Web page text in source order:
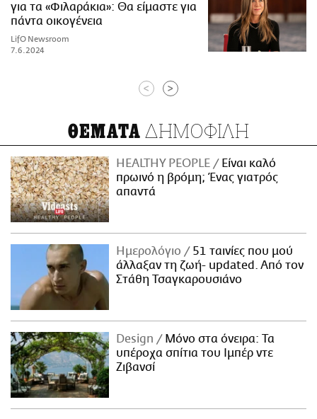
για τα «Φιλαράκια»: Θα είμαστε για
πάντα οικογένεια
LifO Newsroom
7.6.2024
< >
ΘΕΜΑΤΑ ΔΗΜΟΦΙΛΗ
HEALTHY PEOPLE
Είναι καλό
πρωινό η βρόμη; Ένας γιατρός
απαντά
Ημερολόγιο
51 ταινίες που μού
άλλαξαν τη ζωή- updated. Aπό τον
Στάθη Τσαγκαρουσιάνο
Design
Μόνο στα όνειρα: Τα
υπέροχα σπίτια του Ιμπέρ ντε
Ζιβανσί